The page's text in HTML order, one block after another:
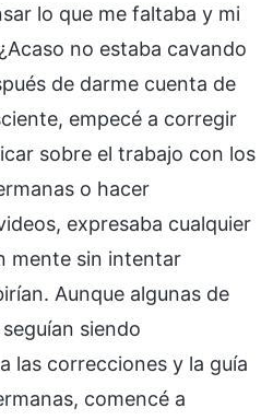
lo que me faltaba y mi
no estaba cavando
de darme cuenta de
empecé a corregir
sobre el trabajo con los
o hacer
expresaba cualquier
mente sin intentar
Aunque algunas de
siendo
las correcciones y la guía
comencé a